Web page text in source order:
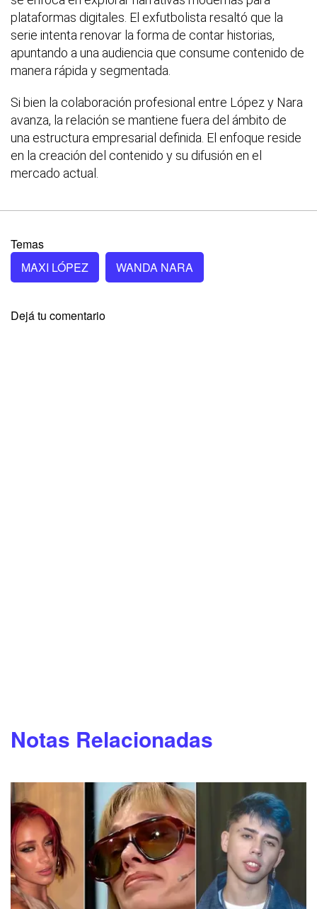
plataformas digitales. El exfutbolista resaltó que la
serie intenta renovar la forma de contar historias,
apuntando a una audiencia que consume contenido de
manera rápida y segmentada.
Si bien la colaboración profesional entre López y Nara
avanza, la relación se mantiene fuera del ámbito de
una estructura empresarial definida. El enfoque reside
en la creación del contenido y su difusión en el
mercado actual.
Temas
MAXI LÓPEZ
WANDA NARA
Dejá tu comentario
Notas Relacionadas